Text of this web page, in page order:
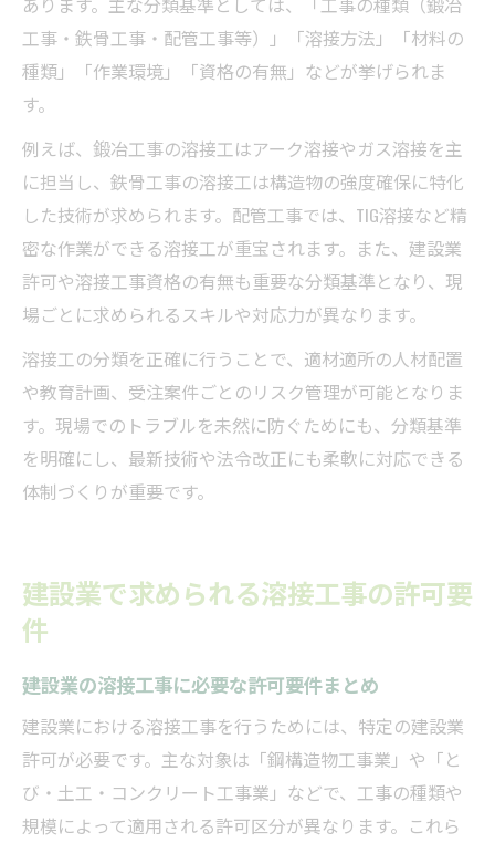
工事・鉄骨工事・配管工事等）」「溶接方法」「材料の
種類」「作業環境」「資格の有無」などが挙げられま
す。
例えば、鍛冶工事の溶接工はアーク溶接やガス溶接を主
に担当し、鉄骨工事の溶接工は構造物の強度確保に特化
した技術が求められます。配管工事では、TIG溶接など精
密な作業ができる溶接工が重宝されます。また、建設業
許可や溶接工事資格の有無も重要な分類基準となり、現
場ごとに求められるスキルや対応力が異なります。
溶接工の分類を正確に行うことで、適材適所の人材配置
や教育計画、受注案件ごとのリスク管理が可能となりま
す。現場でのトラブルを未然に防ぐためにも、分類基準
を明確にし、最新技術や法令改正にも柔軟に対応できる
体制づくりが重要です。
建設業で求められる溶接工事の許可要
件
建設業の溶接工事に必要な許可要件まとめ
建設業における溶接工事を行うためには、特定の建設業
許可が必要です。主な対象は「鋼構造物工事業」や「と
び・土工・コンクリート工事業」などで、工事の種類や
規模によって適用される許可区分が異なります。これら